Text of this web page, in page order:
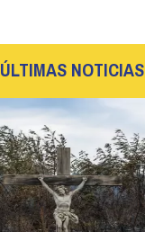
ÚLTIMAS NOTICIAS